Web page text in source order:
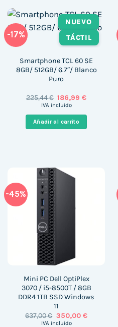
-17%
NUEVO
TÁCTIL
Smartphone TCL 60 SE
8GB/ 512GB/ 6.7″/ Blanco
Puro
225,44€ El
precio
era:
225,44 €.
186,99€El
es:
IVA incluido
Añadir al carrito
-45%
Mini PC Dell OptiPlex
3070 / i5-8500T / 8GB
DDR4 1TB SSD Windows
11
637,00€ El
precio
350,00 €El
IVA incluido